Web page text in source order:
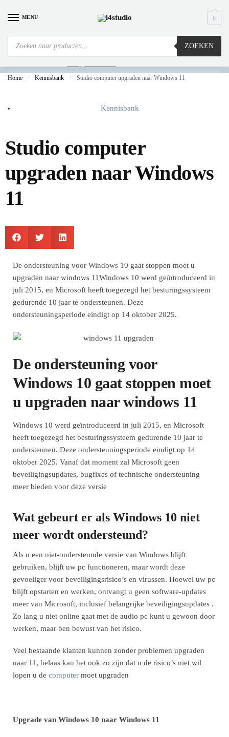
MENU
ZOEKEN
0
Home / Kennisbank / Studio computer upgraden naar Windows 11
Kennisbank
Studio computer
upgraden naar Windows
11
De ondersteuning voor Windows 10 gaat stoppen moet u
upgraden naar windows 11Windows 10 werd geïntroduceerd in
juli 2015, en Microsoft heeft toegezegd het besturingssysteem
gedurende 10 jaar te ondersteunen. Deze
ondersteuningsperiode eindigt op 14 oktober 2025.
De ondersteuning voor
Windows 10 gaat stoppen moet
u upgraden naar windows 11
Windows 10 werd geïntroduceerd in juli 2015, en Microsoft
heeft toegezegd het besturingssysteem gedurende 10 jaar te
ondersteunen. Deze ondersteuningsperiode eindigt op 14
oktober 2025. Vanaf dat moment zal Microsoft geen
beveiligingsupdates, bugfixes of technische ondersteuning
meer bieden voor deze versie
Wat gebeurt er als Windows 10 niet
meer wordt ondersteund?
Als u een niet-ondersteunde versie van Windows blijft
gebruiken, blijft uw pc functioneren, maar wordt deze
gevoeliger voor beveiligingsrisico’s en virussen. Hoewel uw pc
blijft opstarten en werken, ontvangt u geen software-updates
meer van Microsoft, inclusief belangrijke beveiligingsupdates .
Zo lang u niet online gaat met de audio pc kunt u gewoon door
werken, maar ben bewust van het risico.
Veel bestaande klanten kunnen zonder problemen upgraden
naar 11, helaas kan het ook zo zijn dat u de risico’s niet wil
lopen u de computer moet upgraden
Upgrade van Windows 10 naar Windows 11